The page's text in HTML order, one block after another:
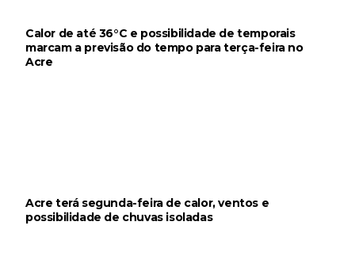
Calor de até 36°C e possibilidade de temporais
marcam a previsão do tempo para terça-feira no
Acre
Acre terá segunda-feira de calor, ventos e
possibilidade de chuvas isoladas